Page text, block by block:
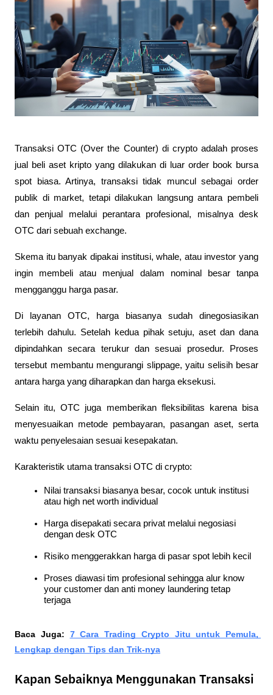
Transaksi OTC (Over the Counter) di crypto adalah proses
jual beli aset kripto yang dilakukan di luar order book bursa
spot biasa. Artinya, transaksi tidak muncul sebagai order
publik di market, tetapi dilakukan langsung antara pembeli
dan penjual melalui perantara profesional, misalnya desk
OTC dari sebuah exchange.
Skema itu banyak dipakai institusi, whale, atau investor yang
ingin membeli atau menjual dalam nominal besar tanpa
mengganggu harga pasar.
Di layanan OTC, harga biasanya sudah dinegosiasikan
terlebih dahulu. Setelah kedua pihak setuju, aset dan dana
dipindahkan secara terukur dan sesuai prosedur. Proses
tersebut membantu mengurangi slippage, yaitu selisih besar
antara harga yang diharapkan dan harga eksekusi.
Selain itu, OTC juga memberikan fleksibilitas karena bisa
menyesuaikan metode pembayaran, pasangan aset, serta
waktu penyelesaian sesuai kesepakatan.
Karakteristik utama transaksi OTC di crypto:
Nilai transaksi biasanya besar, cocok untuk institusi
atau high net worth individual
Harga disepakati secara privat melalui negosiasi
dengan desk OTC
Risiko menggerakkan harga di pasar spot lebih kecil
Proses diawasi tim profesional sehingga alur know
your customer dan anti money laundering tetap
terjaga
Baca Juga:
7 Cara Trading Crypto Jitu untuk Pemula,
Lengkap dengan Tips dan Trik-nya
Kapan Sebaiknya Menggunakan Transaksi